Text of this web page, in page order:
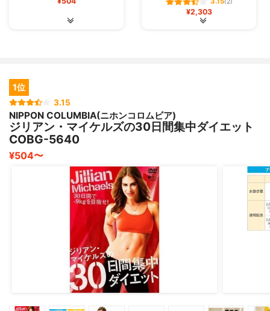
(2)
¥2,303
1位
3.15
NIPPON COLUMBIA(ニホンコロムビア)
ジリアン・マイケルズの30日間集中ダイエット
COBG-5640
¥504〜